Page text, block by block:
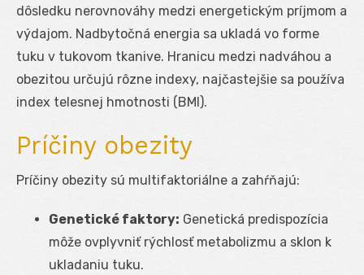
dôsledku nerovnováhy medzi energetickým príjmom a
výdajom. Nadbytočná energia sa ukladá vo forme
tuku v tukovom tkanive. Hranicu medzi nadváhou a
obezitou určujú rôzne indexy, najčastejšie sa používa
index telesnej hmotnosti (BMI).
Príčiny obezity
Príčiny obezity sú multifaktoriálne a zahŕňajú:
Genetické faktory: Genetická predispozícia
môže ovplyvniť rýchlosť metabolizmu a sklon k
ukladaniu tuku.